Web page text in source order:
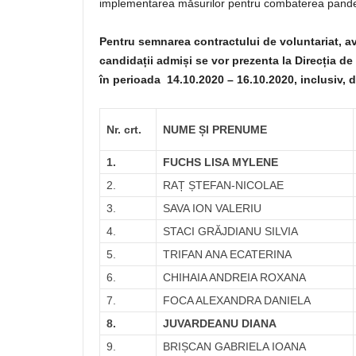
implementarea măsurilor pentru combaterea
Pentru semnarea contractului de voluntariat,
candidații admiși se vor prezenta la Direcția de
în perioada 14.10.2020 – 16.10.2020, inclusiv,
Nr. crt. NUME ȘI PRENUME
1.
FUCHS LISA MYLENE
2.
RAȚ ȘTEFAN-NICOLAE
3.
SAVA ION VALERIU
4.
STACI GRĂJDIANU SILVIA
5.
TRIFAN ANA ECATERINA
6.
CHIHAIA ANDREIA ROXANA
7.
FOCA ALEXANDRA DANIELA
8.
JUVARDEANU DIANA
9.
BRIȘCAN GABRIELA IOANA